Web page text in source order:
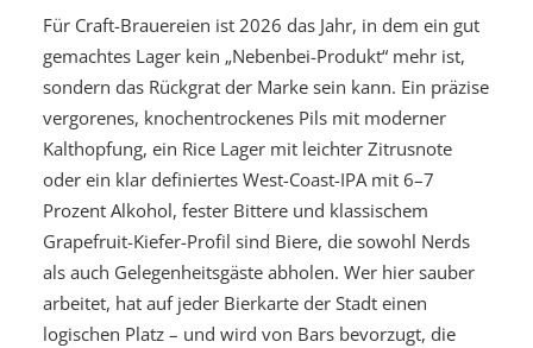
Für Craft-Brauereien ist 2026 das Jahr, in dem ein gut
gemachtes Lager kein „Nebenbei-Produkt“ mehr ist,
sondern das Rückgrat der Marke sein kann. Ein präzise
vergorenes, knochentrockenes Pils mit moderner
Kalthopfung, ein Rice Lager mit leichter Zitrusnote
oder ein klar definiertes West-Coast-IPA mit 6–7
Prozent Alkohol, fester Bittere und klassischem
Grapefruit-Kiefer-Profil sind Biere, die sowohl Nerds
als auch Gelegenheitsgäste abholen. Wer hier sauber
arbeitet, hat auf jeder Bierkarte der Stadt einen
logischen Platz – und wird von Bars bevorzugt, die